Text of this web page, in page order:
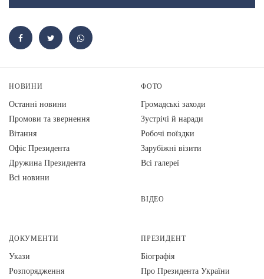
НОВИНИ
Останні новини
Промови та звернення
Вiтання
Офіс Президента
Дружина Президента
Всі новини
ФОТО
Громадські заходи
Зустрічі й наради
Робочі поїздки
Зарубіжні візити
Всі галереї
ВІДЕО
ДОКУМЕНТИ
Укази
Розпорядження
ПРЕЗИДЕНТ
Біографія
Про Президента України